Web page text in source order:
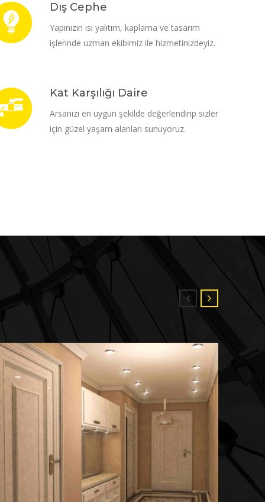
Dış Cephe
Yapınızın ısı yalıtım, kaplama ve tasarım
işlerinde uzman ekibimiz ile hizmetinizdeyiz.
Kat Karşılığı Daire
Arsanızı en uygun şekilde değerlendirip sizler
için güzel yaşam alanları sunuyoruz.